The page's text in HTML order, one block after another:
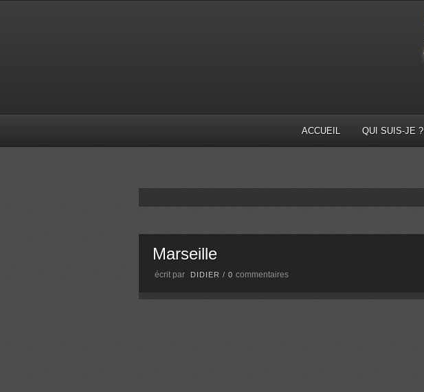
ACCUEIL QUI SUIS-JE ?
Marseille
écrit par DIDIER / 0 commentaires